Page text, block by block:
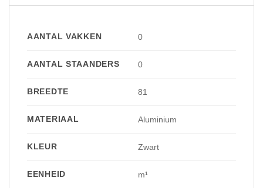
AANTAL VAKKEN 0
AANTAL STAANDERS 0
BREEDTE 81
MATERIAAL Aluminium
KLEUR Zwart
EENHEID m¹